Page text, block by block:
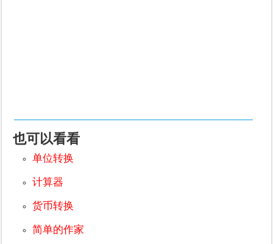
也可以看看
单位转换
计算器
货币转换
简单的作家